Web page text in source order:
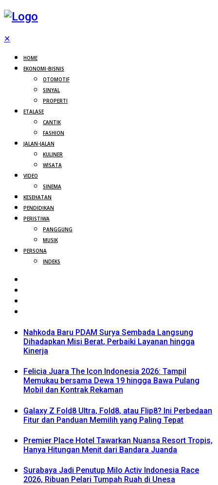
✕
HOME
EKONOMI-BISNIS
OTOMOTIF
SINYAL
PROPERTI
ETALASE
CANTIK
FASHION
JALAN-JALAN
KULINER
WISATA
VIDEO
SINEMA
KESEHATAN
PENDIDIKAN
PERISTIWA
PANGGUNG
MUSIK
PERSONA
INDEKS
Nahkoda Baru PDAM Surya Sembada Langsung
Dihadapkan Misi Berat, Perbaiki Layanan hingga
Kinerja
Felicia Juara The Icon Indonesia 2026: Tampil
Memukau bersama Dewa 19 hingga Bawa Pulang
Mobil dan Kontrak Rekaman
Galaxy Z Fold8 Ultra, Fold8, atau Flip8? Ini Perbedaan
Fitur dan Panduan Memilih yang Paling Tepat
Premier Place Hotel Tawarkan Nuansa Resort Tropis,
Hanya Hitungan Menit dari Bandara Juanda
Surabaya Jadi Penutup Milo Activ Indonesia Race
2026, Ribuan Pelari Tumpah Ruah di Unesa